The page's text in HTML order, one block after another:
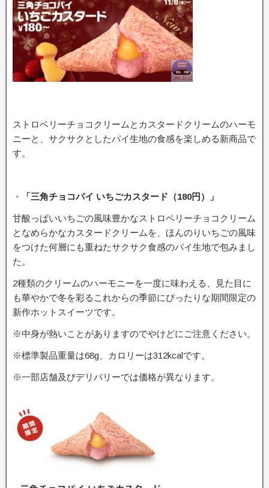
ストロベリーチョコクリームとカスタードクリームのハーモ
ニーと、サクサクとしたパイ生地の食感を楽しめる新商品で
す。
・ 「三角チョコパイ いちごカスタード（180円）」
甘酸っぱいいちごの風味豊かなストロベリーチョコクリーム
となめらかなカスタードクリームを、ほんのりいちごの風味
をつけた何層にも重ねたサクサク食感のパイ生地で包みまし
た。
2種類のクリームのハーモニーを一度に味わえる、見た目に
も華やかで冬を彩るこれからの季節にぴったりな期間限定の
新作ホットスイーツです。
※中身が熱いことがありますのでやけどにご注意ください。
※標準製品重量は68g、カロリーは312kcalです。
※一部店舗及びデリバリーでは価格が異なります。